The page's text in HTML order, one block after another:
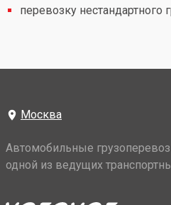
перевозку нестандартного
Москва
Автомобильные
одной из ведущих